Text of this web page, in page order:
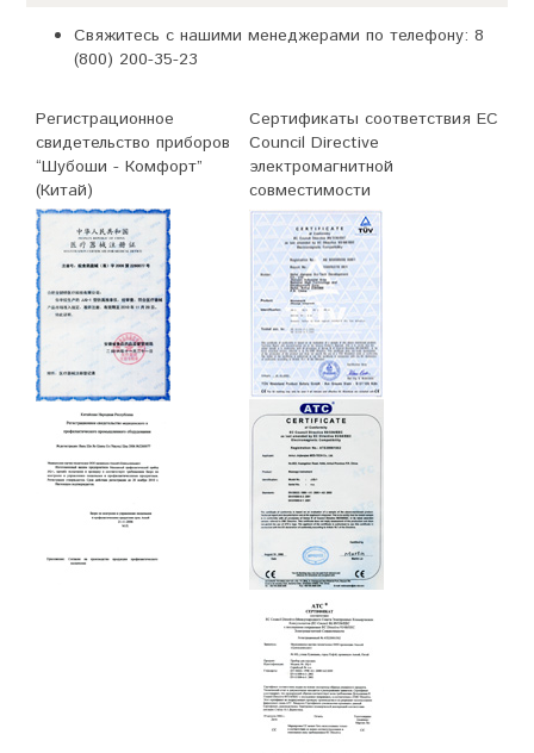
Свяжитесь с нашими менеджерами по телефону: 8
(800) 200-35-23
Регистрационное
свидетельство приборов
“Шубоши - Комфорт”
(Китай)
Сертификаты соответствия EC
Council Directive
электромагнитной
совместимости